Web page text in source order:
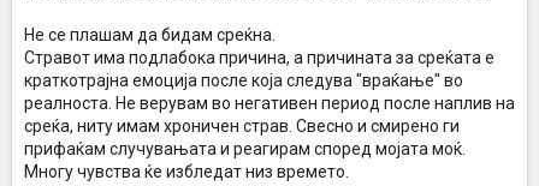
Не се плашам да бидам среќна.
Стравот има подлабока причина, а причината за среќата е
краткотрајна емоција после која следува "враќање" во
реалноста. Не верувам во негативен период после наплив на
среќа, ниту имам хроничен страв. Свесно и смирено ги
прифаќам случувањата и реагирам според мојата моќ.
Многу чувства ќе избледат низ времето.